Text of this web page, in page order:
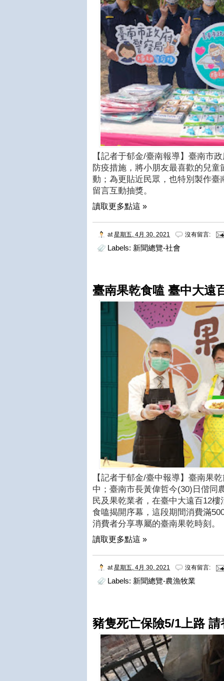
【記者于郁金/臺南報導】臺南市
防疫措施，將小朋友最喜歡的兒
動；為更貼近民眾，也特別製作
留言互動抽獎。
讀取更多點這 »
at星期五, 4月 30, 2021 沒有留言:
Labels: 新聞總覽-社會
臺南果乾食嗑 臺中大遠
【記者于郁金/臺中報導】臺南果
中；臺南市長黃偉哲今(30)日偕同
民及果乾業者，在臺中大遠百12
食嗑揭開序幕，這段期間消費滿
消費者分享專屬的臺南果乾時刻。
讀取更多點這 »
at星期五, 4月 30, 2021 沒有留言:
Labels: 新聞總覽-農漁牧業
豬隻死亡保險5/1上路